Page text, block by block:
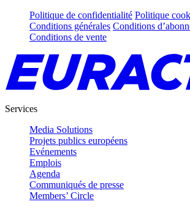
Politique de confidentialité Politique
Conditions générales Conditions
Conditions de vente
Services
Media Solutions
Projets publics européens
Evénements
Emplois
Agenda
Communiqués de presse
Members’ Circle